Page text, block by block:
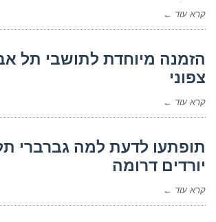
קרא עוד ←
הזמנה מיוחדת לתושבי תל
צפוני
קרא עוד ←
תופתעו לדעת למה גברברי
יורדים דרומה
קרא עוד ←